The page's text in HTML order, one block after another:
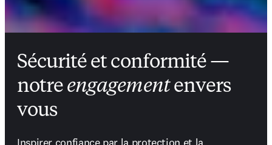
Sécurité et conformité —
notre engagementenvers
vous